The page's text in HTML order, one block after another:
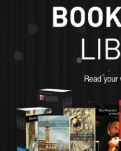
를 잃은 뒤 자신의 재능을 살
펄프 매거진에 범죄 단편들
하드보일드 탐정소설의 산실
나이에 데뷔한 그는 5년간 공
을 발표했다. 이 작품이 크게
『안녕 내 사랑』, 1942년 『
49년 『리틀 시스터』를 발표
품은 대부분이 영화화되었다